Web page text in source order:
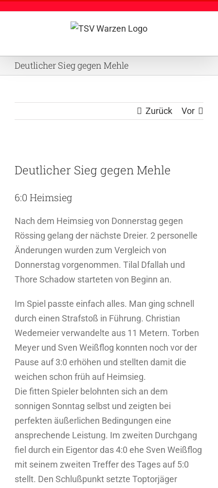
Deutlicher Sieg gegen Mehle
Zurück Vor
grösseres
Deutlicher Sieg gegen Mehle
6:0 Heimsieg
Nach dem Heimsieg von Donnerstag gegen
Rössing gelang der nächste Dreier. 2 personelle
Änderungen wurden zum Vergleich von
Donnerstag vorgenommen. Tilal Dfallah und
Thore Schadow starteten von Beginn an.
Im Spiel passte einfach alles. Man ging schnell
durch einen Strafstoß in Führung. Christian
Wedemeier verwandelte aus 11 Metern. Torben
Meyer und Sven Weißflog konnten noch vor der
Pause auf 3:0 erhöhen und stellten damit die
weichen schon früh auf Heimsieg.
Die fitten Spieler belohnten sich an dem
sonnigen Sonntag selbst und zeigten bei
perfekten äußerlichen Bedingungen eine
ansprechende Leistung. Im zweiten Durchgang
fiel durch ein Eigentor das 4:0 ehe Sven Weißflog
mit seinem zweiten Treffer des Tages auf 5:0
stellt. Den Schlußpunkt setzte Toptorjäger